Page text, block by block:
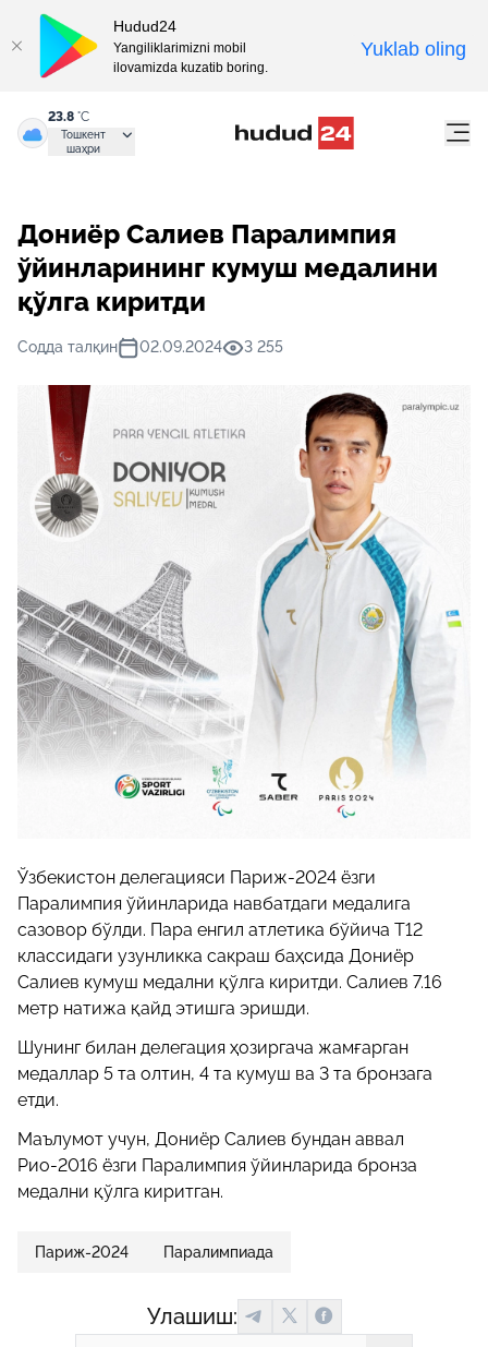
23.8 °C
Тошкент
шаҳри
Дониёр Салиев Паралимпия
ўйинларининг кумуш медалини
қўлга киритди
Содда талқин 02.09.2024 3 255
Ўзбекистон делегацияси Париж-2024 ёзги
Паралимпия ўйинларида навбатдаги медалига
сазовор бўлди. Пара енгил атлетика бўйича Т12
классидаги узунликка сакраш баҳсида Дониёр
Салиев кумуш медални қўлга киритди. Салиев 7.16
метр натижа қайд этишга эришди.
Шунинг билан делегация ҳозиргача жамғарган
медаллар 5 та олтин, 4 та кумуш ва 3 та бронзага
етди.
Маълумот учун, Дониёр Салиев бундан аввал
Рио-2016 ёзги Паралимпия ўйинларида бронза
медални қўлга киритган.
Париж-2024 Паралимпиада
Улашиш:
Hudud24
Yangiliklarimizni mobil
ilovamizda kuzatib boring.
Yuklab oling